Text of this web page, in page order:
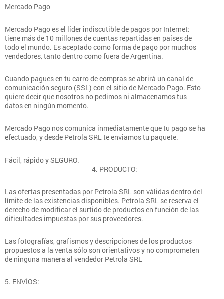
Mercado Pago
Mercado Pago es el líder indiscutible de pagos por Internet:
tiene más de 10 millones de cuentas repartidas en países de
todo el mundo. Es aceptado como forma de pago por muchos
vendedores, tanto dentro como fuera de Argentina.
Cuando pagues en tu carro de compras se abrirá un canal de
comunicación seguro (SSL) con el sitio de Mercado Pago. Esto
quiere decir que nosotros no pedimos ni almacenamos tus
datos en ningún momento.
Mercado Pago nos comunica inmediatamente que tu pago se ha
efectuado, y desde Petrola SRL te enviamos tu paquete.
Fácil, rápido y SEGURO.
4. PRODUCTO:
Las ofertas presentadas por Petrola SRL son válidas dentro del
límite de las existencias disponibles. Petrola SRL se reserva el
derecho de modificar el surtido de productos en función de las
dificultades impuestas por sus proveedores.
Las fotografías, grafismos y descripciones de los productos
propuestos a la venta sólo son orientativos y no comprometen
de ninguna manera al vendedor Petrola SRL
5. ENVÍOS: